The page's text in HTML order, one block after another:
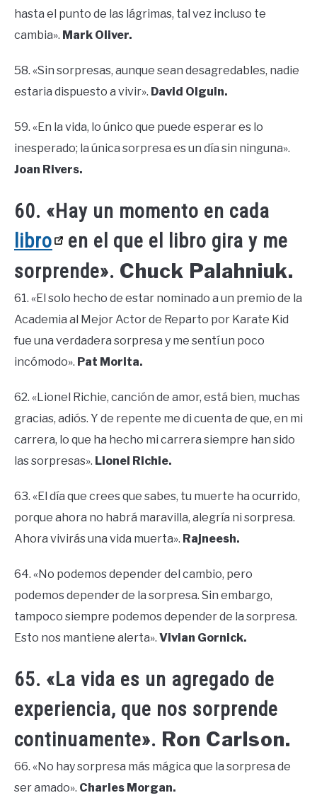
hasta el punto de las lágrimas, tal vez incluso te
cambia». Mark Oliver.
58. «Sin sorpresas, aunque sean desagredables, nadie
estaria dispuesto a vivir». David Olguin.
59. «En la vida, lo único que puede esperar es lo
inesperado; la única sorpresa es un día sin ninguna».
Joan Rivers.
60. «Hay un momento en cada
libro
en el que el libro gira y me
sorprende». Chuck Palahniuk.
61. «El solo hecho de estar nominado a un premio de la
Academia al Mejor Actor de Reparto por Karate Kid
fue una verdadera sorpresa y me sentí un poco
incómodo». Pat Morita.
62. «Lionel Richie, canción de amor, está bien, muchas
gracias, adiós. Y de repente me di cuenta de que, en mi
carrera, lo que ha hecho mi carrera siempre han sido
las sorpresas». Lionel Richie.
63. «El día que crees que sabes, tu muerte ha ocurrido,
porque ahora no habrá maravilla, alegría ni sorpresa.
Ahora vivirás una vida muerta». Rajneesh.
64. «No podemos depender del cambio, pero
podemos depender de la sorpresa. Sin embargo,
tampoco siempre podemos depender de la sorpresa.
Esto nos mantiene alerta». Vivian Gornick.
65. «La vida es un agregado de
experiencia, que nos sorprende
continuamente». Ron Carlson.
66. «No hay sorpresa más mágica que la sorpresa de
ser amado». Charles Morgan.